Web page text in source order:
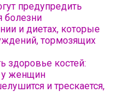
предупредить
болезни
и диетах, которые
тормозящих
здоровье костей:
у женщин
и трескается,